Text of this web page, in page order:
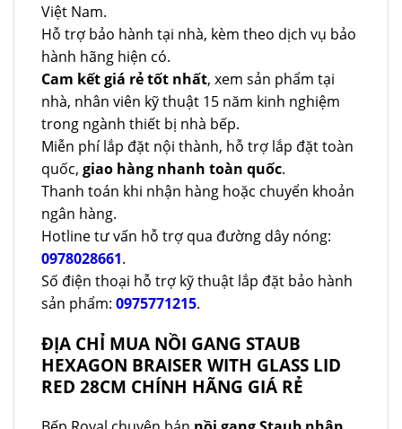
Việt Nam.
Hỗ trợ bảo hành tại nhà, kèm theo dịch vụ bảo
hành hãng hiện có.
Cam kết giá rẻ tốt nhất, xem sản phẩm tại
nhà, nhân viên kỹ thuật 15 năm kinh nghiệm
trong ngành thiết bị nhà bếp.
Miễn phí lắp đặt nội thành, hỗ trợ lắp đặt toàn
quốc, giao hàng nhanh toàn quốc.
Thanh toán khi nhận hàng hoặc chuyển khoản
ngân hàng.
Hotline tư vấn hỗ trợ qua đường dây nóng:
0978028661.
Số điện thoại hỗ trợ kỹ thuật lắp đặt bảo hành
sản phẩm: 0975771215.
ĐỊA CHỈ MUA NỒI GANG STAUB
HEXAGON BRAISER WITH GLASS LID
RED 28CM CHÍNH HÃNG GIÁ RẺ